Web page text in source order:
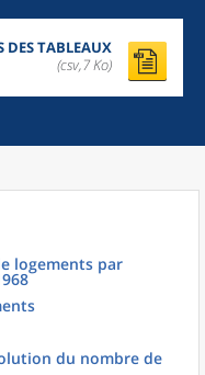
DES TABLEAUX
(csv,7 Ko)
logements par
du nombre de